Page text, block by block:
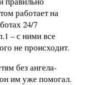
работает на
24/7
– с ними все
не происходит.
без ангела-
им уже помогал.